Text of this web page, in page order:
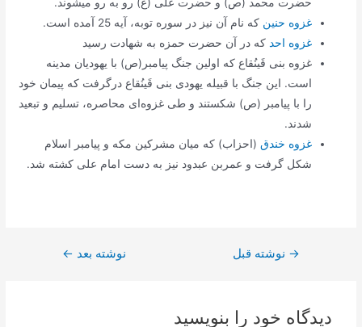
غزوه حنین که نام آن نیز در سوره توبه، آیه 25 آمده است.
غزوه احد که در آن حضرت حمزه به شهادت رسید
غزوه بنی قَینُقاع که اولین جنگ پیامبر(ص) با یهودیان مدینه
است. این جنگ با قبیله یهودی بنی قَینُقاع درگرفت که پیمان خود
را با پیامبر (ص) شکستند و طی غزوه‌ای محاصره، تسلیم و تبعید
شدند.
غزوه خندق (احزاب) که میان مشرکین مکه و پیامبر اسلام
شکل گرفت و عمربن عبدود نیز به دست امام علی کشته شد.
راهبری
→ نوشته قبل نوشته بعد ←
دیدگاه‌ خود را بنویسید